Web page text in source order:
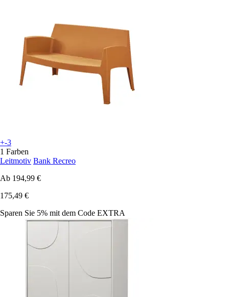
+-3
1 Farben
Leitmotiv Bank Recreo
Ab 194,99 €
175,49 €
Sparen Sie 5% mit dem Code EXTRA